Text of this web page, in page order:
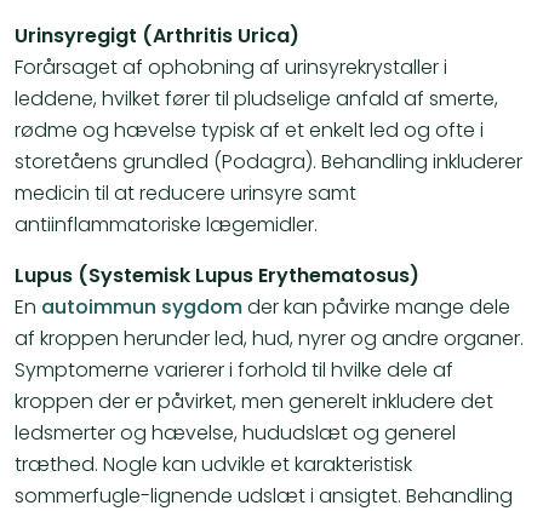
Urinsyregigt (Arthritis Urica)
Forårsaget af ophobning af urinsyrekrystaller i
leddene, hvilket fører til pludselige anfald af smerte,
rødme og hævelse typisk af et enkelt led og ofte i
storetåens grundled (Podagra). Behandling inkluderer
medicin til at reducere urinsyre samt
antiinflammatoriske lægemidler​​.
Lupus (Systemisk Lupus Erythematosus)
En autoimmun sygdomder kan påvirke mange dele
af kroppen herunder led, hud, nyrer og andre organer.
Symptomerne varierer i forhold til hvilke dele af
kroppen der er påvirket, men generelt inkludere det
ledsmerter og hævelse, hududslæt og generel
træthed. Nogle kan udvikle et karakteristisk
sommerfugle-lignende udslæt i ansigtet. Behandling